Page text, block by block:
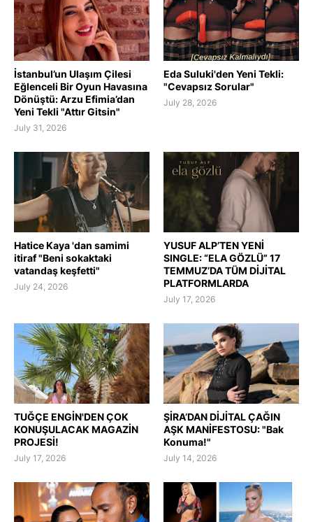
İstanbul’un Ulaşım Çilesi
Eğlenceli Bir Oyun Havasına
Dönüştü: Arzu Efimia’dan
Yeni Tekli "Attır Gitsin"
July 31, 2026
Eda Suluki'den Yeni Tekli:
"Cevapsız Sorular"
July 28, 2026
Hatice Kaya 'dan samimi
itiraf "Beni sokaktaki
vatandaş keşfetti"
July 24, 2026
YUSUF ALP’TEN YENİ
SINGLE: “ELA GÖZLÜ” 17
TEMMUZ’DA TÜM DİJİTAL
PLATFORMLARDA
July 17, 2026
TUĞÇE ENGİN'DEN ÇOK
KONUŞULACAK MAGAZİN
PROJESİ!
July 17, 2026
ŞİRA’DAN DİJİTAL ÇAĞIN
AŞK MANİFESTOSU: "Bak
Konuma!"
July 14, 2026